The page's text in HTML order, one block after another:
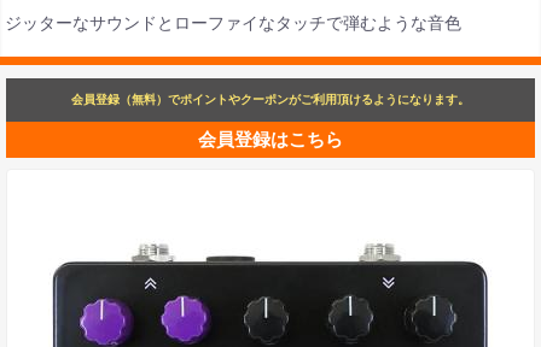
ジッターなサウンドとローファイなタッチで弾むような音色
会員登録（無料）でポイントやクーポンがご利用頂けるようになります。
会員登録はこちら